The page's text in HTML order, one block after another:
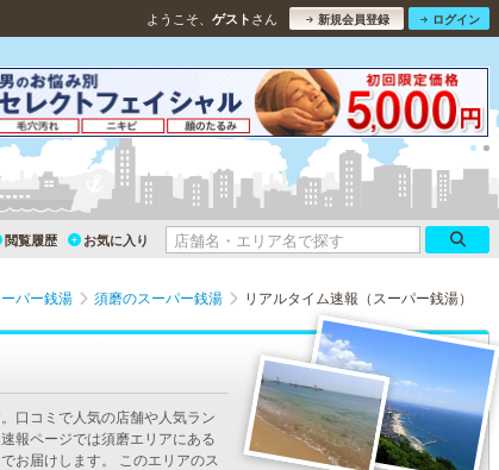
ようこそ、 ゲスト さん 新規会員登録 ログイン
閲覧履歴 お気に入り
パー銭湯 須磨のスーパー銭湯 リアルタイム速報（スーパー銭湯）
口コミで人気の店舗や人気ラン
報ページでは須磨エリアにある
お届けします。 このエリアのス